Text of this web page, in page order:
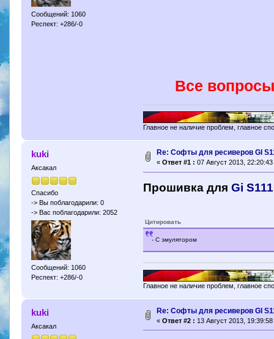
Сообщений: 1060
Респект: +286/-0
Все
Главное не наличие проблем, главное
kuki
Аксакал
Спасибо
-> Вы поблагодарили: 0
-> Вас поблагодарили: 2052
Сообщений: 1060
Респект: +286/-0
Re: Софты для ресиверов GI
« Ответ #1 : 07 Август 2013, 22:20:43
Прошивка дляGi
Цитировать
- С эмулятором
Главное не наличие проблем, главное
kuki
Аксакал
Re: Софты для ресиверов GI
« Ответ #2 : 13 Август 2013, 19:39:58